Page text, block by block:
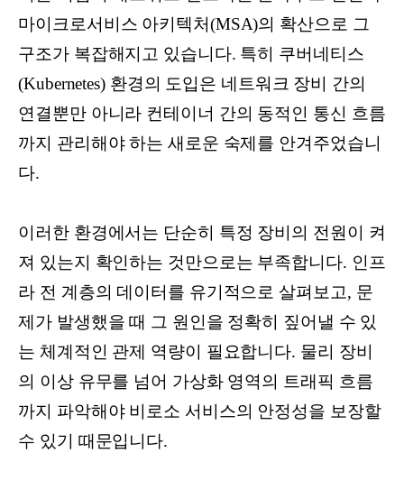
마이크로서비스 아키텍처(MSA)의 확산으로 그
구조가 복잡해지고 있습니다. 특히 쿠버네티스
(Kubernetes) 환경의 도입은 네트워크 장비 간의
연결뿐만 아니라 컨테이너 간의 동적인 통신 흐름
까지 관리해야 하는 새로운 숙제를 안겨주었습니
다.
이러한 환경에서는 단순히 특정 장비의 전원이 켜
져 있는지 확인하는 것만으로는 부족합니다. 인프
라 전 계층의 데이터를 유기적으로 살펴보고, 문
제가 발생했을 때 그 원인을 정확히 짚어낼 수 있
는 체계적인 관제 역량이 필요합니다. 물리 장비
의 이상 유무를 넘어 가상화 영역의 트래픽 흐름
까지 파악해야 비로소 서비스의 안정성을 보장할
수 있기 때문입니다.